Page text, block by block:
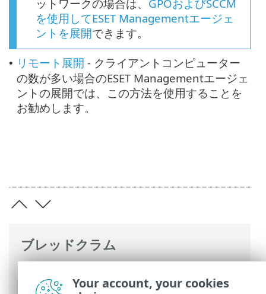
ブレッドクラム
On-Prem
>始めましょう> ESET
ットワークの場合は、 GPOおよびSCCM
を使用してESET Managementエージェ
ントを展開できます。
• リモート展開 - クライアントコンピューター
の数が多い場合のESET Managementエージェ
ントの展開では、この方法を使用することを
お勧めします。
Your account, your cookies